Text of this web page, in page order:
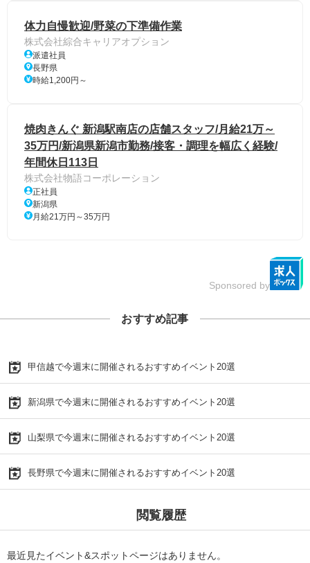
体力自慢歓迎/野菜の下準備作業
株式会社綜合キャリアオプション
派遣社員
長野県
時給1,200円～
焼肉きんぐ 新潟駅南店の店舗スタッフ/月給21万～
35万円/新潟県新潟市勤務/接客・調理を幅広く経験/
年間休日113日
株式会社物語コーポレーション
正社員
新潟県
月給21万円～35万円
Sponsored by
おすすめ記事
甲信越で今週末に開催されるおすすめイベント20選
新潟県で今週末に開催されるおすすめイベント20選
山梨県で今週末に開催されるおすすめイベント20選
長野県で今週末に開催されるおすすめイベント20選
閲覧履歴
最近見たイベント&スポットページはありません。